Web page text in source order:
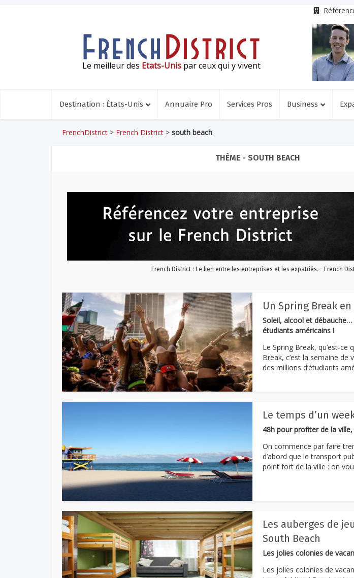
Le meilleur des Etats-Unis par ceux qui y vivent
Destination : États-Unis Annuaire Pro Services Pros Business
FrenchDistrict > French District > south beach
THÈME - SOUTH BEACH
French District : Le lien entre les entreprises et les expatriés. - French
Un Spring Break
Soleil, alcool et débauche…
étudiants américains !
Le Spring Break, qu’est-ce
Break, c’est la semaine de
des millions d’étudiants
Le temps d’un
48h pour profiter de la
On commence par faire
d’abord que le transport
point fort de la ville : on
Les auberges de
South Beach
Les jolies colonies de
Les jolies colonies de